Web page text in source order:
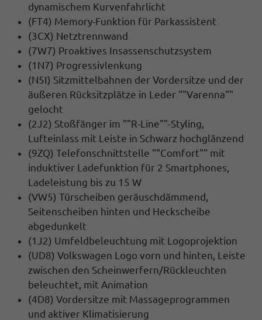
dynamischem Kurvenfahrlicht
(FT4) Memory-Funktion für Parkassistent
(3CX) Netztrennwand
(7W7) Proaktives Insassenschutzsystem
(1N7) Progressivlenkung
(N5I) Sitzmittelbahnen der Vordersitze und der
äußeren Rücksitzplätze in Leder ""Varenna""
gelocht
(2J2) Stoßfänger im ""R-Line""-Styling,
Lufteinlass mit Leiste in Schwarz hochglänzend
(9ZQ) Telefonschnittstelle ""Comfort"" mit
induktiver Ladefunktion für 2 Smartphones,
Ladeleistung bis zu 15 W
(VW5) Türscheiben geräuschdämmend,
Seitenscheiben hinten und Heckscheibe
abgedunkelt
(1J2) Umfeldbeleuchtung mit Logoprojektion
(UD8) Volkswagen Logo vorn und hinten, Leiste
zwischen den Scheinwerfern/Rückleuchten
beleuchtet, mit Animation
(4D8) Vordersitze mit Massageprogrammen
und aktiver Klimatisierung